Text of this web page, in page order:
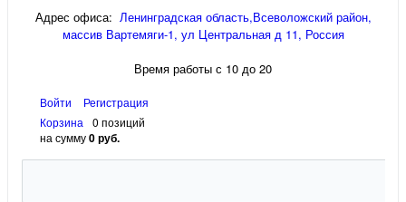
Адрес офиса: Ленинградская область,Всеволожский район,
массив Вартемяги-1, ул Центральная д 11, Россия
Время работы с 10 до 20
Войти
Регистрация
Корзина
0 позиций
на сумму0 руб.